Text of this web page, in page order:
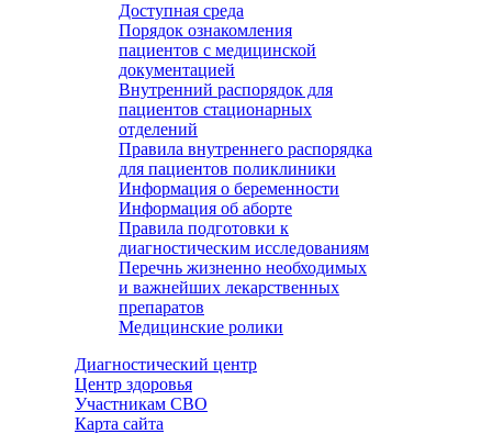
Доступная среда
Порядок ознакомления
пациентов с медицинской
документацией
Внутренний распорядок для
пациентов стационарных
отделений
Правила внутреннего распорядка
для пациентов поликлиники
Информация о беременности
Информация об аборте
Правила подготовки к
диагностическим исследованиям
Перечнь жизненно необходимых
и важнейших лекарственных
препаратов
Медицинские ролики
Диагностический центр
Центр здоровья
Участникам СВО
Карта сайта